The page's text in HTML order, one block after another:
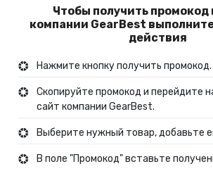
Чтобы получить промокод
компании GearBest
действия
Нажмите кнопку получить промокод.
Скопируйте промокод и перейдите
сайт компании GearBest.
Выберите нужный товар, добавьте
В поле "Промокод" вставьте